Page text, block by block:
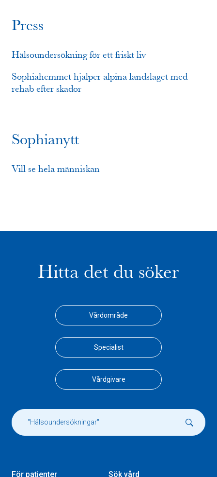
Press
Hälsoundersökning för ett friskt liv
Sophiahemmet hjälper alpina landslaget med
rehab efter skador
Sophianytt
Vill se hela människan
Hitta det du söker
Vårdområde
Specialist
Vårdgivare
För patienter
Sök vård